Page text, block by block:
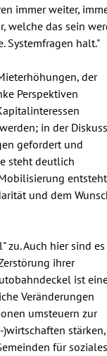
immer weiter,
welche das sein
Systemfragen halt."
der
Perspektiven
in der
gefordert und
steht deutlich
entsteht
und dem
zu. Auch hier sind es
ihrer
ist
Veränderungen
umsteuern zur
stärken,
für soziales